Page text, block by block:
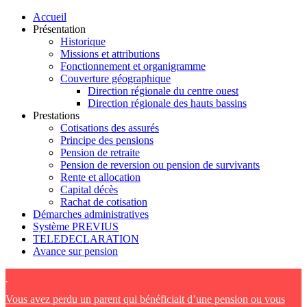
Accueil
Présentation
Historique
Missions et attributions
Fonctionnement et organigramme
Couverture géographique
Direction régionale du centre ouest
Direction régionale des hauts bassins
Prestations
Cotisations des assurés
Principe des pensions
Pension de retraite
Pension de reversion ou pension de survivants
Rente et allocation
Capital décès
Rachat de cotisation
Démarches administratives
Système PREVIUS
TELEDECLARATION
Avance sur pension
.
Vous avez perdu un parent qui bénéficiait d’une pension ou vous